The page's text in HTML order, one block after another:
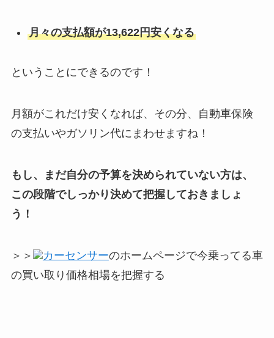
月々の支払額が13,622円安くなる
ということにできるのです！
月額がこれだけ安くなれば、その分、自動車保険
の支払いやガソリン代にまわせますね！
もし、まだ自分の予算を決められていない方は、
この段階でしっかり決めて把握しておきましょ
う！
＞＞ カーセンサーのホームページで今乗ってる車
の買い取り価格相場を把握する